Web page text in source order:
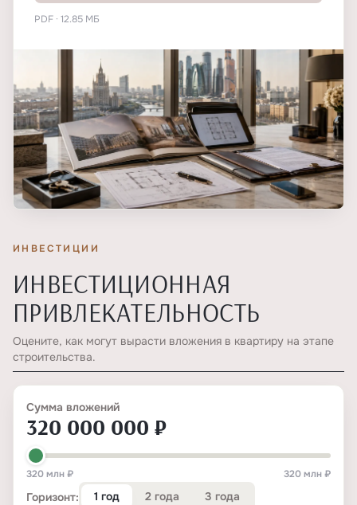
PDF · 12.85 МБ
ИНВЕСТИЦИИ
ИНВЕСТИЦИОННАЯ
ПРИВЛЕКАТЕЛЬНОСТЬ
Оцените, как могут вырасти вложения в квартиру на этапе
строительства.
Сумма вложений
320 000 000 ₽
320 млн ₽ 320 млн ₽
Горизонт: 1 год 2 года 3 года